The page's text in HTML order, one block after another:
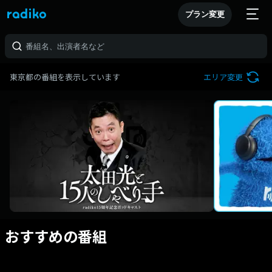
プラン変更
東京都の番組を表示しています エリア変更
おすすめの番組